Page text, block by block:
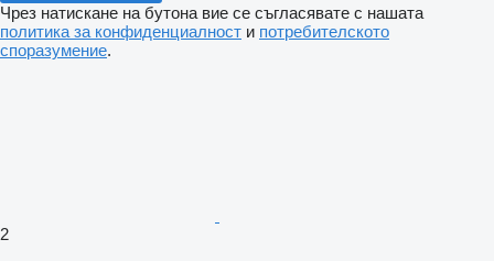
Чрез натискане на бутона вие се съгласявате с нашата
политика за конфиденциалност и потребителското
споразумение.
2